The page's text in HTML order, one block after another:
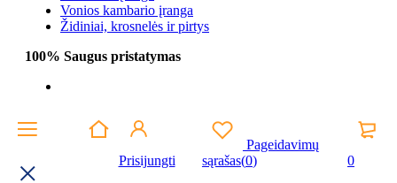
Vonios kambario įranga
Židiniai, krosnelės ir pirtys
100% Saugus pristatymas
Prisijungti
Pageidavimų
sąrašas(0) 0